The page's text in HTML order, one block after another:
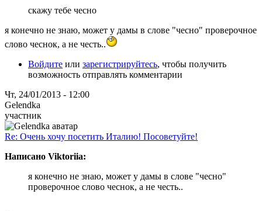
скажу тебе чеснo
я конечно не знаю, может у дамы в слове "чесно" проверочное
слово чеснок, а не честь..
Войдите или зарегистрируйтесь, чтобы получить
возможность отправлять комментарии
Чт, 24/01/2013 - 12:00
Gelendka
участник
Re: Очень хочу посетить Италию! Посоветуйте!
Написано Viktoriia:
я конечно не знаю, может у дамы в слове "чесно"
проверочное слово чеснок, а не честь..